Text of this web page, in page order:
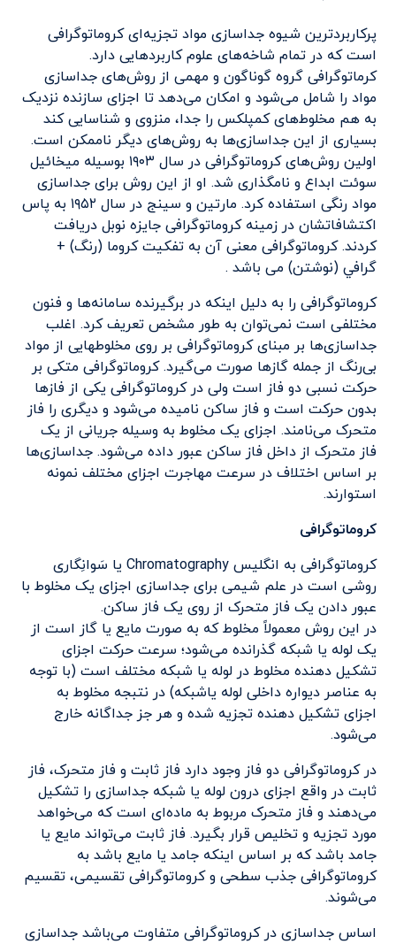
پرکاربردترین شیوه جداسازی مواد تجزیه‌ای کروماتوگرافی
است که در تمام شاخه‌های علوم کاربردهایی دارد.
کرماتوگرافی گروه گوناگون و مهمی از روش‌های جداسازی
مواد را شامل می‌شود و امکان می‌دهد تا اجزای سازنده نزدیک
به هم مخلوط‌های کمپلکس را جدا، منزوی و شناسایی کند
بسیاری از این جداسازی‌ها به روش‌های دیگر ناممکن است.
اولین روش‌های کروماتوگرافی در سال ۱۹۰۳ بوسیله میخائیل
سوئت ابداع و نامگذاری شد. او از این روش برای جداسازی
مواد رنگی استفاده کرد. مارتین و سینج در سال ۱۹۵۲ به پاس
اکتشافاتشان در زمینه کروماتوگرافی جایزه نوبل دریافت
کردند. کروماتوگرافی معنی آن به تفکیت كروما (رنگ) +
گرافي (نوشتن) می باشد .
کروماتوگرافی را به دلیل اینکه در برگیرنده سامانه‌ها و فنون
مختلفی است نمی‌توان به طور مشخص تعریف کرد. اغلب
جداسازی‌ها بر مبنای کروماتوگرافی بر روی مخلوطهایی از مواد
بی‌رنگ از جمله گازها صورت می‌گیرد. کروماتوگرافی متکی بر
حرکت نسبی دو فاز است ولی در کروماتوگرافی یکی از فازها
بدون حرکت است و فاز ساکن نامیده می‌شود و دیگری را فاز
متحرک می‌نامند. اجزای یک مخلوط به وسیله جریانی از یک
فاز متحرک از داخل فاز ساکن عبور داده می‌شود. جداسازی‌ها
بر اساس اختلاف در سرعت مهاجرت اجزای مختلف نمونه
استوارند.
کروماتوگرافی
کروماتوگرافی به انگلیس Chromatography یا سَوانِگاری
روشی است در علم شیمی برای جداسازی اجزای یک مخلوط با
عبور دادن یک فاز متحرک از روی یک فاز ساکن.
در این روش معمولاً مخلوط که به صورت مایع یا گاز است از
یک لوله یا شبکه گذرانده می‌شود؛ سرعت حرکت اجزای
تشکیل دهنده مخلوط در لوله یا شبکه مختلف است (با توجه
به عناصر دیواره داخلی لوله یاشبکه) در نتبجه مخلوط به
اجزای تشکیل دهنده تجزیه شده و هر جز جداگانه خارج
می‌شود.
در کروماتوگرافی دو فاز وجود دارد فاز ثابت و فاز متحرک، فاز
ثابت در واقع اجزای درون لوله یا شبکه جداسازی را تشکیل
می‌دهند و فاز متحرک مربوط به ماده‌ای است که می‌خواهد
مورد تجزیه و تخلیص قرار بگیرد. فاز ثابت می‌تواند مایع یا
جامد باشد که بر اساس اینکه جامد یا مایع باشد به
کروماتوگرافی جذب سطحی و کروماتوگرافی تقسیمی، تقسیم
می‌شوند.
اساس جداسازی در کروماتوگرافی متفاوت می‌باشد جداسازی